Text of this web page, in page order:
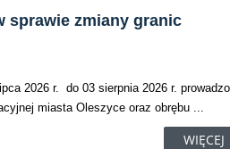
sprawie zmiany granic
2026 r. do 03 sierpnia 2026 r.
miasta Oleszyce oraz obrębu ...
WIĘCEJ